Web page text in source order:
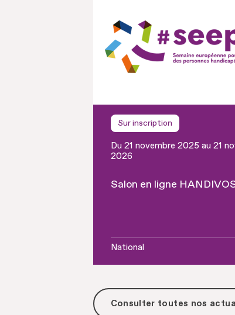
Sur inscription
Du 21 novembre 2025 au 21
2026
Salon en ligne
National
Consulter toutes nos